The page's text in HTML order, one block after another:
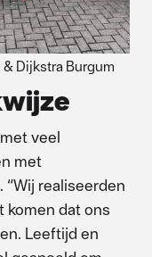
& Dijkstra Burgum
veel
met
realiseerden
komen dat ons
Leeftijd en